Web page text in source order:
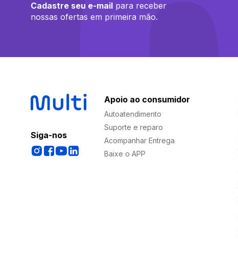
Cadastre seu e-mail para receber
nossas ofertas em primeira mão.
Siga-nos
Apoio ao consumidor
Autoatendimento
Suporte e reparo
Acompanhar Entrega
Baixe o APP